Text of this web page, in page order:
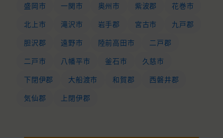
盛岡市 一関市 奥州市 紫波郡
花巻市
北上市
滝沢市 岩手郡 宮古市
九戸郡
胆沢郡
遠野市 陸前高田市
二戸郡
二戸市
八幡平市 釜石市
久慈市
下閉伊郡
大船渡市 和賀郡
西磐井郡
気仙郡
上閉伊郡